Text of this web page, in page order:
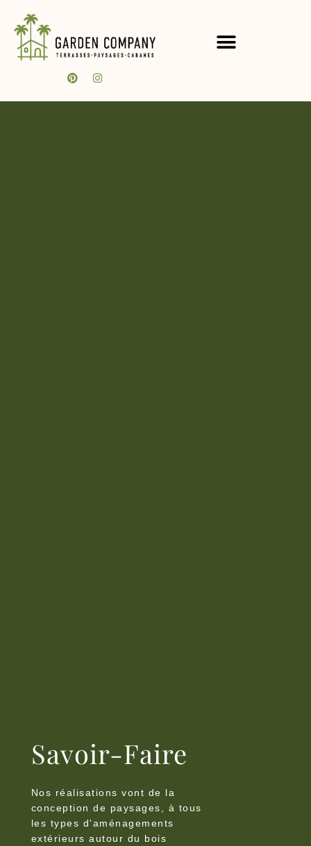
Savoir-Faire
Nos réalisations vont de la
conception de paysages, à tous
les types d'aménagements
extérieurs autour du bois